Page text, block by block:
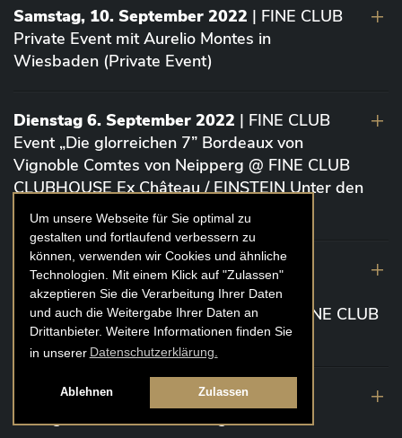
Um unsere Webseite für Sie optimal zu
gestalten und fortlaufend verbessern zu
können, verwenden wir Cookies und ähnliche
Technologien. Mit einem Klick auf "Zulassen"
akzeptieren Sie die Verarbeitung Ihrer Daten
und auch die Weitergabe Ihrer Daten an
Drittanbieter. Weitere Informationen finden Sie
in unserer Datenschutzerklärung.
Ablehnen Zulassen
Samstag, 10. September 2022 | FINE CLUB
Private Event mit Aurelio Montes in
Wiesbaden (Private Event)
Dienstag 6. September 2022 | FINE CLUB
Event „Die glorreichen 7” Bordeaux von
Vignoble Comtes von Neipperg @ FINE CLUB
CLUBHOUSE Ex Château / EINSTEIN Unter den
Linden (Berlin)
19. August 2022| FINE CLUB Academy
Caviar „Die glorreichen 7“ Riesling Große
Gewächse von der Mosel aus 2020 @ FINE CLUB
Clubhouse Prunier Cologne (Köln)
29. Juli 2022
| Weinbergwanderung
Weingüter Geheimrat J. Wegeler